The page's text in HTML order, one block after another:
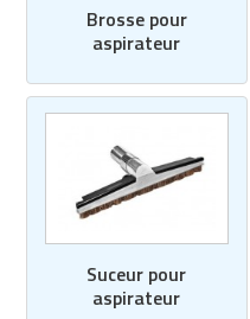
Brosse pour
aspirateur
Suceur pour
aspirateur